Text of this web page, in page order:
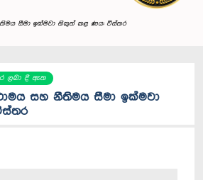
නීතිමය සීමා ඉක්මවා නිකුත් කළ ණය: විස්තර
ලබා දී ඇත
සහ නීතිමය සීමා ඉක්මවා